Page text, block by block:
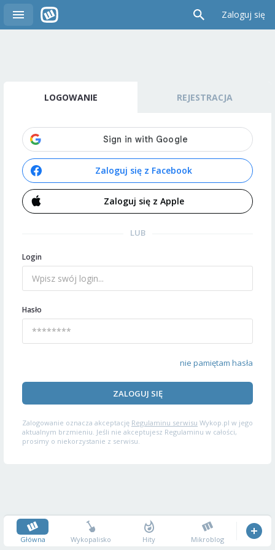
Zaloguj się
LOGOWANIE REJESTRACJA
Zaloguj się z Facebook
Zaloguj się z Apple
LUB
Login
Hasło
nie pamiętam hasła
ZALOGUJ SIĘ
Zalogowanie oznacza akceptację Regulaminu serwisu Wykop.pl w jego
aktualnym brzmieniu. Jeśli nie akceptujesz Regulaminu w całości,
prosimy o niekorzystanie z serwisu.
Główna Wykopalisko Hity Mikroblog